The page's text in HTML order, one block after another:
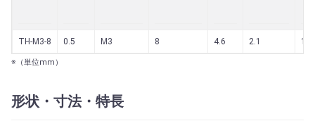
TH-M3-8 0.5 M3 8 4.6 2.1 1.0
※（単位mm）
形状・寸法・特長